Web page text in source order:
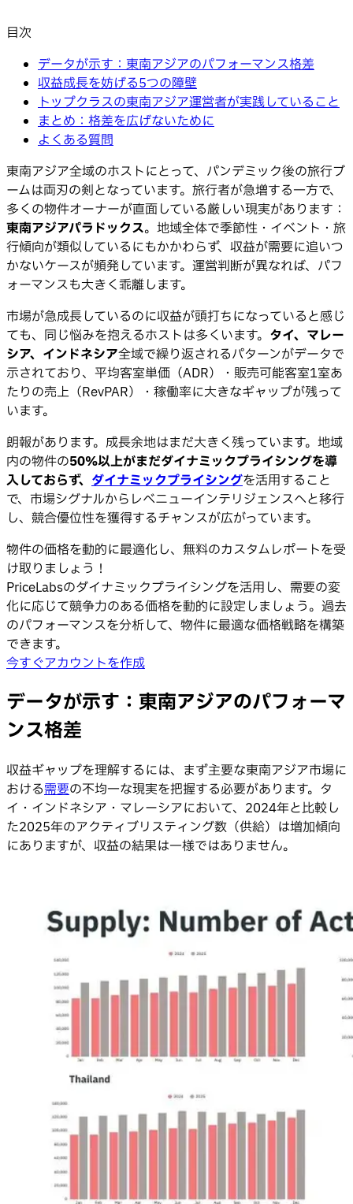
目次
データが示す：東南アジアのパフォーマンス格差
収益成長を妨げる5つの障壁
トップクラスの東南アジア運営者が実践していること
まとめ：格差を広げないために
よくある質問
東南アジア全域のホストにとって、パンデミック後の旅行ブ
ームは両刃の剣となっています。旅行者が急増する一方で、
多くの物件オーナーが直面している厳しい現実があります：
東南アジアパラドックス。地域全体で季節性・イベント・旅
行傾向が類似しているにもかかわらず、収益が需要に追いつ
かないケースが頻発しています。運営判断が異なれば、パフ
ォーマンスも大きく乖離します。
市場が急成長しているのに収益が頭打ちになっていると感じ
ても、同じ悩みを抱えるホストは多くいます。 タイ、マレー
シア、インドネシア全域で繰り返されるパターンがデータで
示されており、平均客室単価（ADR）・販売可能客室1室あ
たりの売上（RevPAR）・稼働率に大きなギャップが残って
います。
朗報があります。成長余地はまだ大きく残っています。地域
内の物件の50%以上がまだダイナミックプライシングを導
入しておらず、 ダイナミックプライシングを活用すること
で、市場シグナルからレベニューインテリジェンスへと移行
し、競合優位性を獲得するチャンスが広がっています。
物件の価格を動的に最適化し、無料のカスタムレポートを受
け取りましょう！
PriceLabsのダイナミックプライシングを活用し、需要の変
化に応じて競争力のある価格を動的に設定しましょう。過去
のパフォーマンスを分析して、物件に最適な価格戦略を構築
できます。
今すぐアカウントを作成
データが示す：東南アジアのパフォーマ
ンス格差
収益ギャップを理解するには、まず主要な東南アジア市場に
おける需要の不均一な現実を把握する必要があります。タ
イ・インドネシア・マレーシアにおいて、2024年と比較し
た2025年のアクティブリスティング数（供給）は増加傾向
にありますが、収益の結果は一様ではありません。